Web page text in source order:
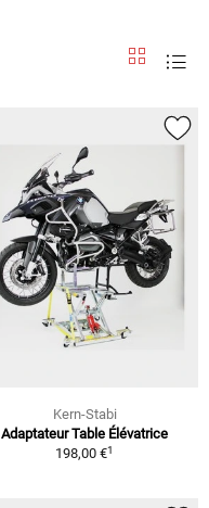
Kern-Stabi
Adaptateur Table Élévatrice
198,00 €1